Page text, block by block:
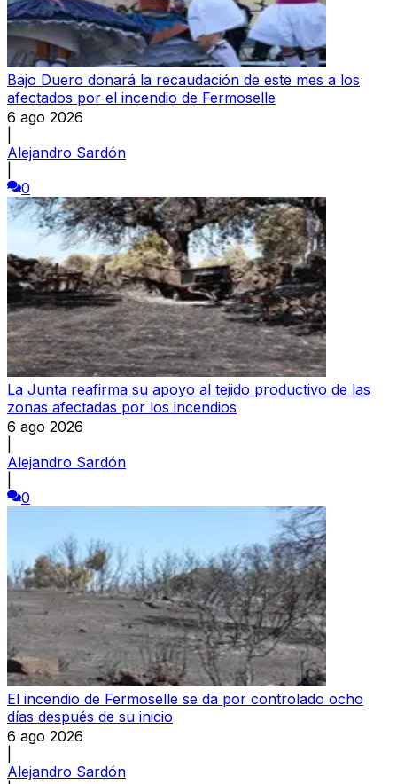
Bajo Duero donará la recaudación de este mes a los
afectados por el incendio de Fermoselle
6 ago 2026
Alejandro Sardón
0
La Junta reafirma su apoyo al tejido productivo de las
zonas afectadas por los incendios
6 ago 2026
Alejandro Sardón
0
El incendio de Fermoselle se da por controlado ocho
días después de su inicio
6 ago 2026
Alejandro Sardón